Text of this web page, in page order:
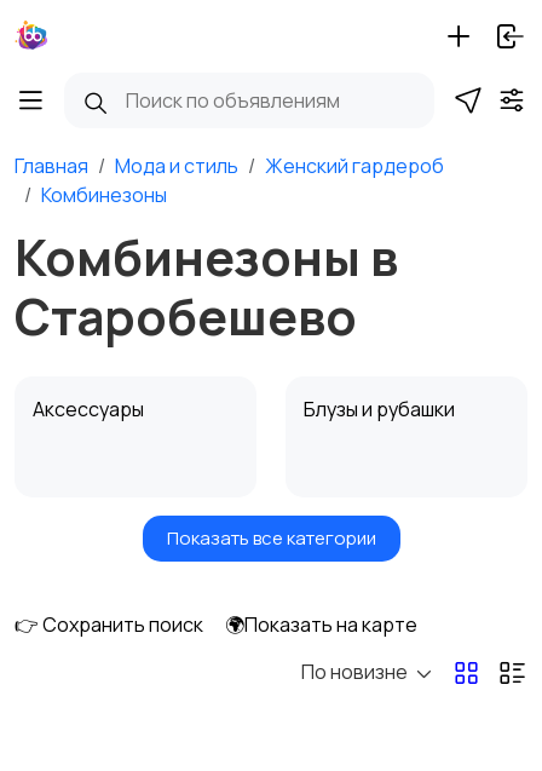
Главная Мода и стиль
Женский гардероб
Комбинезоны
Комбинезоны в
Старобешево
Аксессуары Блузы и рубашки
Будущим мамам Верхняя одежда
Домашняя одежда
Показать все категории
👉 Сохранить поиск
🌍Показать на карте
По новизне